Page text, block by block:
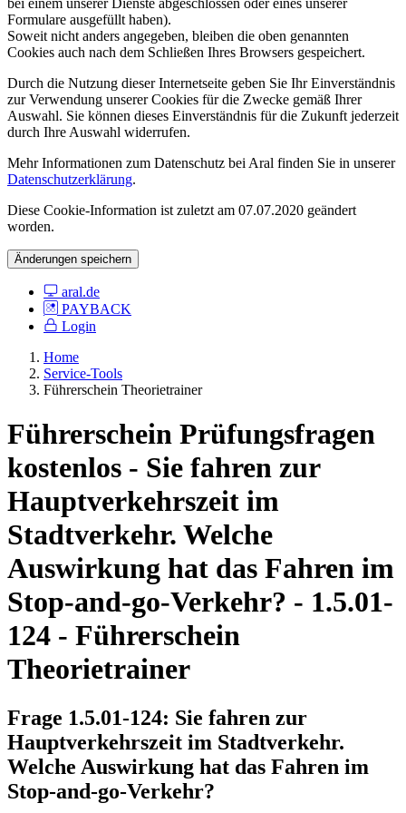
Formulare ausgefüllt haben).
Soweit nicht anders angegeben, bleiben die oben genannten
Cookies auch nach dem Schließen Ihres Browsers gespeichert.
Durch die Nutzung dieser Internetseite geben Sie Ihr Einverständnis
zur Verwendung unserer Cookies für die Zwecke gemäß Ihrer
Auswahl. Sie können dieses Einverständnis für die Zukunft jederzeit
durch Ihre Auswahl widerrufen.
Mehr Informationen zum Datenschutz bei Aral finden Sie in unserer
Datenschutzerklärung.
Diese Cookie-Information ist zuletzt am 07.07.2020 geändert
worden.
Änderungen speichern
aral.de
PAYBACK
Login
Home
Service-Tools
Führerschein Theorietrainer
Führerschein Prüfungsfragen
kostenlos - Sie fahren zur
Hauptverkehrszeit im
Stadtverkehr. Welche
Auswirkung hat das Fahren im
Stop-and-go-Verkehr? - 1.5.01-
124 - Führerschein
Theorietrainer
Frage 1.5.01-124: Sie fahren zur
Hauptverkehrszeit im Stadtverkehr.
Welche Auswirkung hat das Fahren im
Stop-and-go-Verkehr?